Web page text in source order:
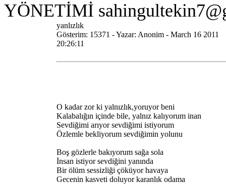
YÖNETİMİ
yanlızlık
Gösterim: 15371 - Yazar: Anonim - March 16 2011
20:26:11
O kadar zor ki yalnızlık,yoruyor beni
Kalabalığın içinde bile, yalnız kalıyorum inan
Sevdiğimi arıyor sevdiğimi istiyorum
Özlemle bekliyorum sevdiğimin yolunu
Boş gözlerle bakıyorum sağa sola
İnsan istiyor sevdiğini yanında
Bir ölüm sessizliği çöküyor havaya
Gecenin kasveti doluyor karanlık odama